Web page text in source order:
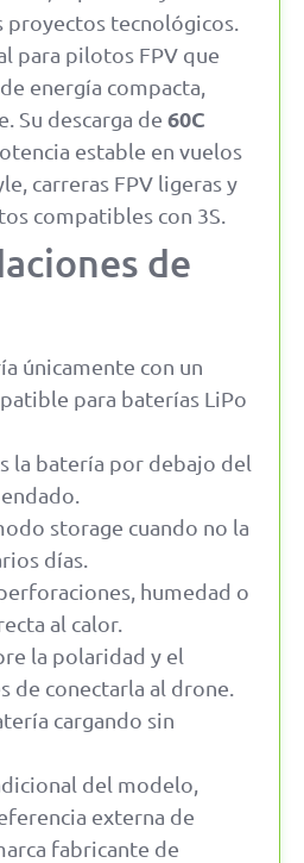
proyectos tecnológicos.
para pilotos FPV que
energía compacta,
Su descarga de 60C
estable en vuelos
carreras FPV ligeras y
compatibles con 3S.
de
únicamente con un
para baterías LiPo
la batería por debajo del
storage cuando no la
días.
humedad o
al calor.
la polaridad y el
de conectarla al drone.
cargando sin
del modelo,
externa de
fabricante de